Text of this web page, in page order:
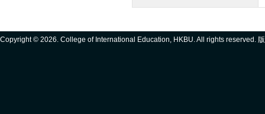
Copyright © 2026. College of International Education, HKBU. All rights reserved.